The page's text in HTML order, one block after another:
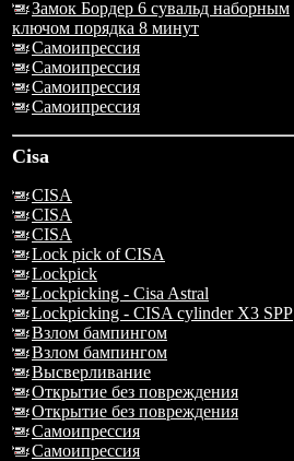
Замок Бордер 6 сувальд наборным
ключом порядка 8 минут
Самоипрессия
Самоипрессия
Самоипрессия
Самоипрессия
Cisa
CISA
CISA
CISA
Lock pick of CISA
Lockpick
Lockpicking - Cisa Astral
Lockpicking - CISA cylinder X3 SPP
Взлом бампингом
Взлом бампингом
Высверливание
Открытие без повреждения
Открытие без повреждения
Самоипрессия
Самоипрессия